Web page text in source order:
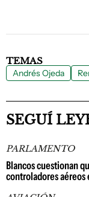
TEMAS
Andrés Ojeda
SEGUÍ
PARLAMENTO
Blancos cuestionan
controladores aéreos